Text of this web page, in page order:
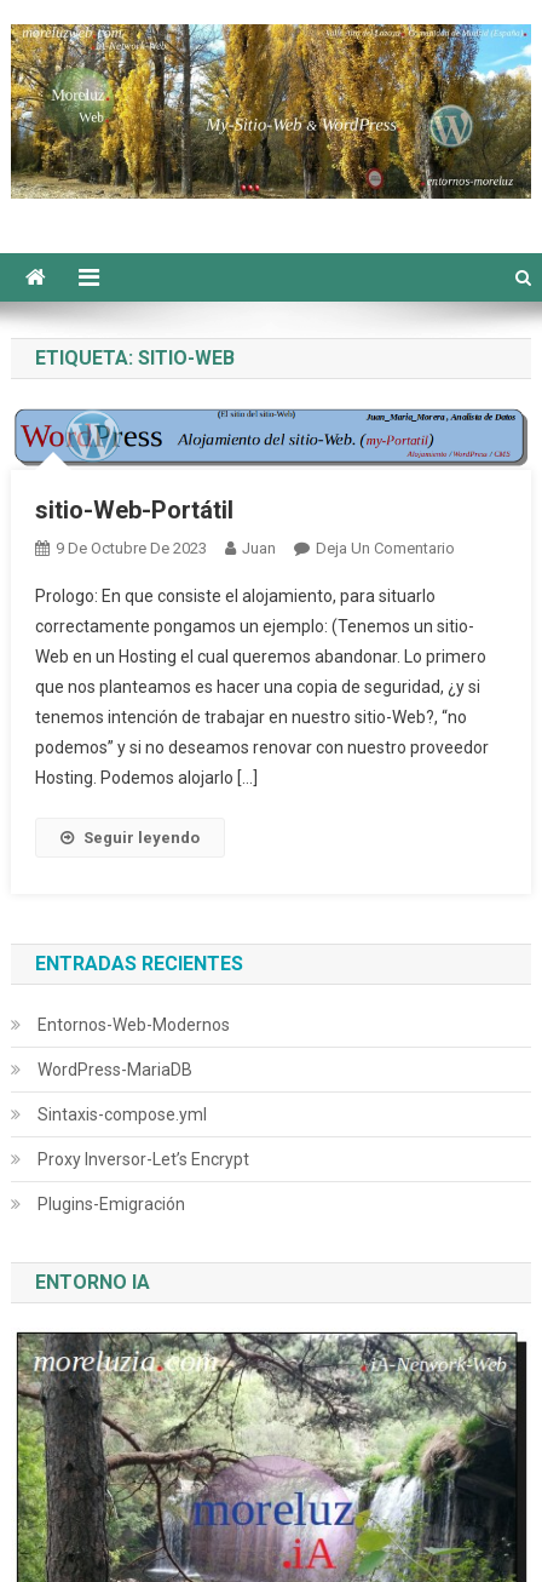
al
contenido
ETIQUETA: SITIO-WEB
sitio-Web-Portátil
9 De Octubre De 2023 Juan Deja Un ComentarioEn
Portátil
Prologo: En que consiste el alojamiento, para situarlo
correctamente pongamos un ejemplo: (Tenemos un sitio-
Web en un Hosting el cual queremos abandonar. Lo primero
que nos planteamos es hacer una copia de seguridad, ¿y si
tenemos intención de trabajar en nuestro sitio-Web?, “no
podemos” y si no deseamos renovar con nuestro proveedor
Hosting. Podemos alojarlo […]
Seguir leyendo
ENTRADAS RECIENTES
Entornos-Web-Modernos
WordPress-MariaDB
Sintaxis-compose.yml
Proxy Inversor-Let’s Encrypt
Plugins-Emigración
ENTORNO IA